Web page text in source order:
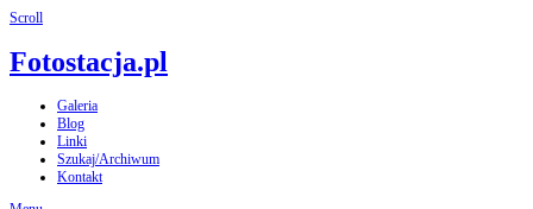
Scroll
Fotostacja.pl
Galeria
Blog
Linki
Szukaj/Archiwum
Kontakt